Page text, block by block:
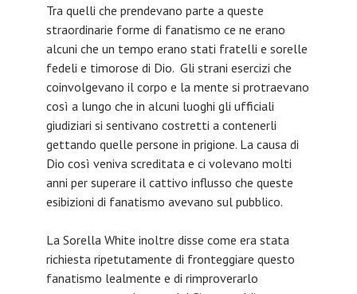
Tra quelli che prendevano parte a queste
straordinarie forme di fanatismo ce ne erano
alcuni che un tempo erano stati fratelli e sorelle
fedeli e timorose di Dio. Gli strani esercizi che
coinvolgevano il corpo e la mente si protraevano
così a lungo che in alcuni luoghi gli ufficiali
giudiziari si sentivano costretti a contenerli
gettando quelle persone in prigione. La causa di
Dio così veniva screditata e ci volevano molti
anni per superare il cattivo influsso che queste
esibizioni di fanatismo avevano sul pubblico.
La Sorella White inoltre disse come era stata
richiesta ripetutamente di fronteggiare questo
fanatismo lealmente e di rimproverarlo